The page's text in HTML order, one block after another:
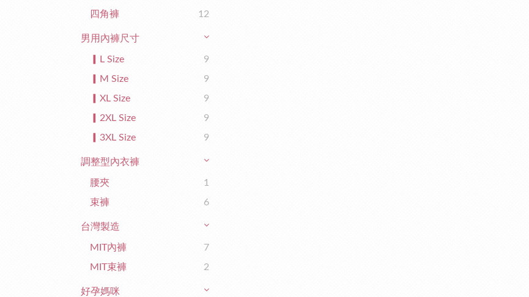
四角褲
12
男用內褲尺寸
▎L Size
9
▎M Size
9
▎XL Size
9
▎2XL Size
9
▎3XL Size
9
調整型內衣褲
腰夾
1
束褲
6
台灣製造
MIT內褲
7
MIT束褲
2
好孕媽咪